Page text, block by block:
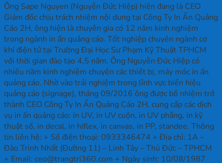
Ông Sape Nguyen (Nguyễn Đức Hiệp) hiện đang là CEO
Giám đốc chịu trách nhiệm nội dung tại Công Ty In Ấn Quảng
Cáo 2H, ông hiện là chuyên gia có 12 năm kinh nghiệm
trong ngành in ấn quảng cáo. Tốt nghiệp chuyên ngành cơ
khí điện tử tại Trường Đại Học Sư Phạm Kỹ Thuật TPHCM
với thời gian đào tạo 4,5 năm. Ông Nguyễn Đức Hiệp có
nhiều năm kinh nghiệm chuyên các thiết bị, máy móc in ấn
quảng cáo. Nhờ vào trải nghiệm trong lĩnh vực biển hiệu
quảng cáo (signage), tháng 09/2016 ông được bổ nhiệm trở
thành CEO Công Ty In Ấn Quảng Cáo 2H, cung cấp các dịch
vụ in ấn quảng cáo: in UV, in UV cuộn, in UV phẳng, in kỹ
thuật số, in decal, in hiflex, in canvas, in PP, standee. Thông
tin liên hệ: + Số điện thoại: 0933346474 + Địa chỉ: 1A –
Đào Trinh Nhất (Đường 11) – Linh Tây – Thủ Đức – TPHCM
+ Email: ceo@trangtri360.com + Ngày sinh: 10/08/1987